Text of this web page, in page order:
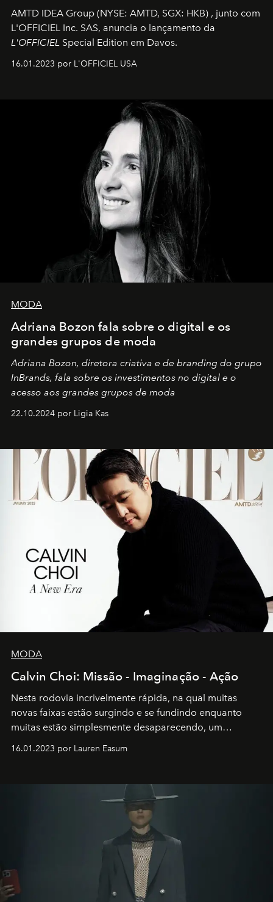
AMTD IDEA Group (NYSE: AMTD, SGX: HKB) , junto com
L'OFFICIEL Inc. SAS, anuncia o lançamento da
L'OFFICIEL Special Edition em Davos.
16.01.2023 por L'OFFICIEL USA
MODA
Adriana Bozon fala sobre o digital e os
grandes grupos de moda
Adriana Bozon, diretora criativa e de branding do grupo
InBrands, fala sobre os investimentos no digital e o
acesso aos grandes grupos de moda
22.10.2024 por Ligia Kas
MODA
Calvin Choi: Missão - Imaginação - Ação
Nesta rodovia incrivelmente rápida, na qual muitas
novas faixas estão surgindo e se fundindo enquanto
muitas estão simplesmente desaparecendo, um
transportador AMTD abrindo caminho para muitos
por propósitos, com um claro senso de missão na vida e
16.01.2023 por Lauren Easum